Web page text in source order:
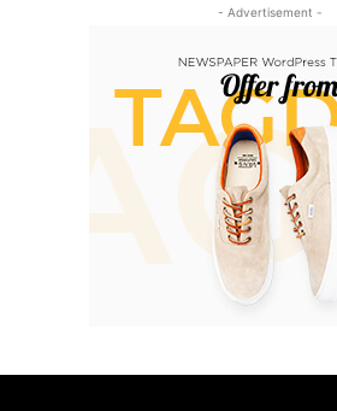
- Advertisement -